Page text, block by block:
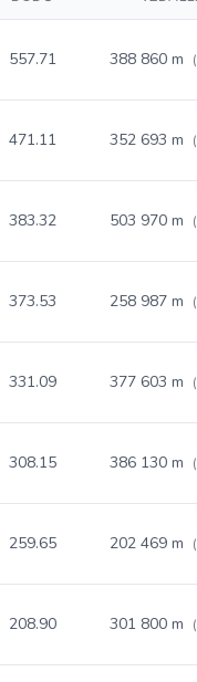
557.71 388 860 m
471.11 352 693 m
383.32 503 970 m
373.53 258 987 m
331.09 377 603 m
308.15 386 130 m
259.65 202 469 m
208.90 301 800 m